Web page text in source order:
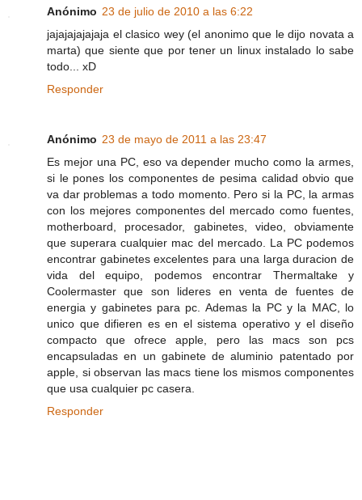
Anónimo 23 de julio de 2010 a las 6:22
jajajajajajaja el clasico wey (el anonimo que le dijo novata a
marta) que siente que por tener un linux instalado lo sabe
todo... xD
Responder
Anónimo 23 de mayo de 2011 a las 23:47
Es mejor una PC, eso va depender mucho como la armes,
si le pones los componentes de pesima calidad obvio que
va dar problemas a todo momento. Pero si la PC, la armas
con los mejores componentes del mercado como fuentes,
motherboard, procesador, gabinetes, video, obviamente
que superara cualquier mac del mercado. La PC podemos
encontrar gabinetes excelentes para una larga duracion de
vida del equipo, podemos encontrar Thermaltake y
Coolermaster que son lideres en venta de fuentes de
energia y gabinetes para pc. Ademas la PC y la MAC, lo
unico que difieren es en el sistema operativo y el diseño
compacto que ofrece apple, pero las macs son pcs
encapsuladas en un gabinete de aluminio patentado por
apple, si observan las macs tiene los mismos componentes
que usa cualquier pc casera.
Responder